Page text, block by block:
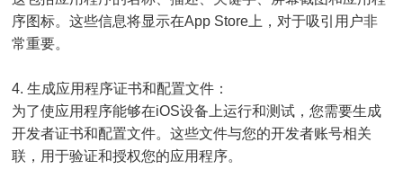
序图标。这些信息将显示在App Store上，对于吸引用户非
常重要。
4. 生成应用程序证书和配置文件：
为了使应用程序能够在iOS设备上运行和测试，您需要生成
开发者证书和配置文件。这些文件与您的开发者账号相关
联，用于验证和授权您的应用程序。